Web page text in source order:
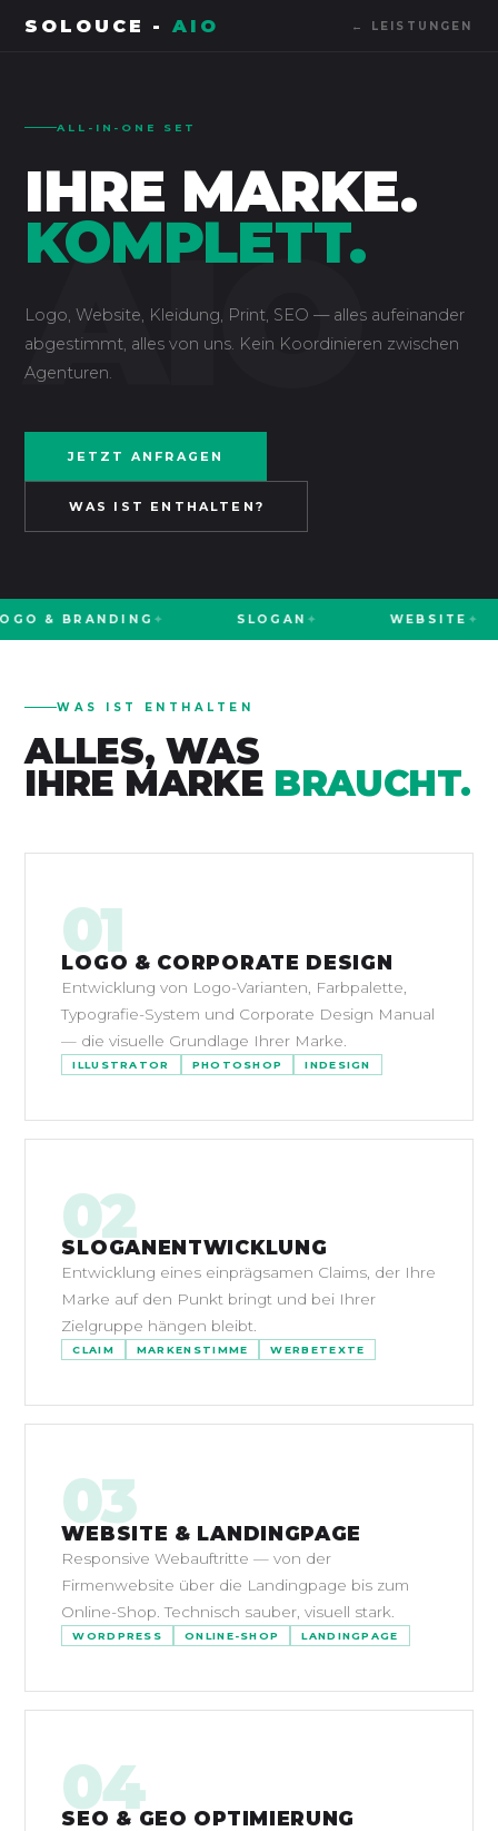
SOLOUCE - AIO ← LEISTUNGEN
AIO
ALL-IN-ONE SET
IHRE MARKE.
KOMPLETT.
Logo, Website, Kleidung, Print, SEO — alles aufeinander
abgestimmt, alles von uns. Kein Koordinieren zwischen
Agenturen.
JETZT ANFRAGEN
WAS IST ENTHALTEN?
& BRANDING SLOGAN WEBSITE
WAS IST ENTHALTEN
ALLES, WAS
IHRE MARKE BRAUCHT.
01
LOGO & CORPORATE DESIGN
Entwicklung von Logo-Varianten, Farbpalette,
Typografie-System und Corporate Design Manual
— die visuelle Grundlage Ihrer Marke.
ILLUSTRATOR PHOTOSHOP INDESIGN
02
SLOGANENTWICKLUNG
Entwicklung eines einprägsamen Claims, der Ihre
Marke auf den Punkt bringt und bei Ihrer
Zielgruppe hängen bleibt.
CLAIM MARKENSTIMME WERBETEXTE
03
WEBSITE & LANDINGPAGE
Responsive Webauftritte — von der
Firmenwebsite über die Landingpage bis zum
Online-Shop. Technisch sauber, visuell stark.
WORDPRESS ONLINE-SHOP LANDINGPAGE
04
SEO & GEO OPTIMIERUNG